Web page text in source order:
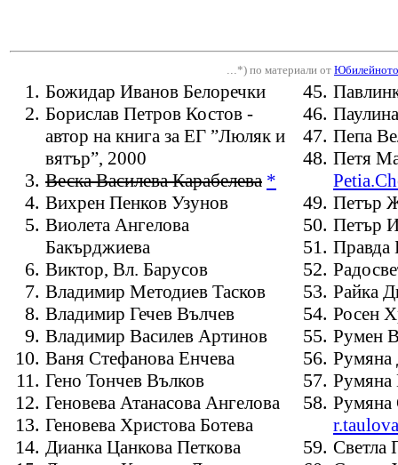
...*) по материали от
Божидар Иванов Белоречки
Борислав Петров Костов -
автор на книга за ЕГ ”Люляк и
вятър”, 2000
Веска Василева Карабелева *
Вихрен Пенков Узунов
Виолета Ангелова
Бакърджиева
Виктор, Вл. Барусов
Владимир Методиев Тасков
Владимир Гечев Вълчев
Владимир Василев Артинов
Ваня Стефанова Енчева
Гено Тончев Вълков
Геновева Атанасова Ангелова
Геновева Христова Ботева
Дианка Цанкова Петкова
Пепа
Петя
Петър
Петър
Правда
Райка
Росен
Румен
Румяна
Румяна
Румяна
Светла